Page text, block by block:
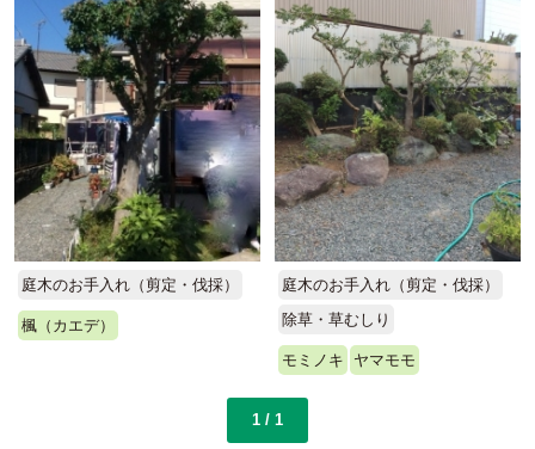
庭木のお手入れ（剪定・伐採）
楓（カエデ）
庭木のお手入れ（剪定・伐採）
除草・草むしり
モミノキ ヤマモモ
1 / 1